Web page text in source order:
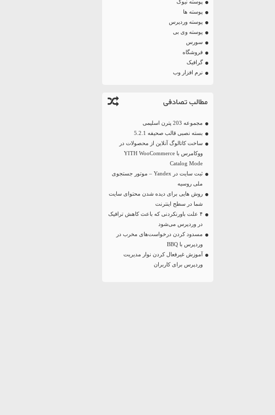
پوسته نیوک
پوسته ها
پوسته وردپرس
پوسته وی بی
سورس
فروشگاه
گرافیک
نرم افزار وب
مطالب تصادفی
مجموعه 203 پترن اسلیمی
بسته نصبی قالب صحیفه 5.2.1
ساخت کاتالوگ آنلاین از محصولات در
ووکامرس با YITH WooCommerce
Catalog Mode
ثبت سایت در Yandex – موتور جستجوی
ملی روسیه
روش هایی برای دیده شدن محتوای سایت
شما در سطح اینترنت
۴ علت باورنکردنی که باعث کاهش ترافیک
در وردپرس می‌شود
مسدود کردن درخواست‌های مخرب در
وردپرس با BBQ
آموزش غیرفعال کردن نوار مدیریت
وردپرس برای کاربران